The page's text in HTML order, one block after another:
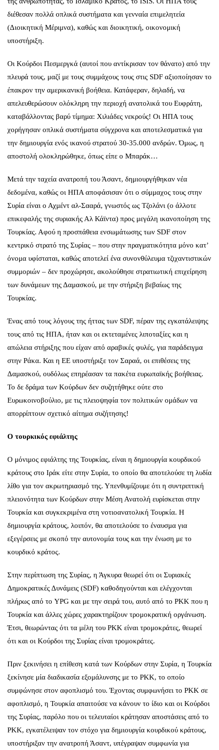
διέθεσαν πολλά οπλικά συστήματα και γενναία επιμελητεία
(Διοικητική Μέριμνα), καθώς και διοικητική, οικονομική
υποστήριξη.
Οι Κούρδοι Πεσμεργκά (αυτοί που αντίκρισαν τον θάνατο) από την
πλευρά τους, μαζί με τους συμμάχους τους στις SDF αξιοποίησαν το
έπακρον την αμερικανική βοήθεια. Κατάφεραν, δηλαδή, να
απελευθερώσουν ολόκληρη την περιοχή ανατολικά του Ευφράτη,
καταβάλλοντας βαρύ τίμημα: Χιλιάδες νεκρούς! Οι ΗΠΑ τους
χορήγησαν οπλικά συστήματα σύγχρονα και αποτελεσματικά για
την δημιουργία ενός ικανού στρατού 30-35.000 ανδρών. Όμως, η
αποστολή ολοκληρώθηκε, όπως είπε ο Μπαράκ…
Μετά την ταχεία ανατροπή του Άσαντ, δημιουργήθηκαν νέα
δεδομένα, καθώς οι ΗΠΑ αποφάσισαν ότι ο σύμμαχος τους στην
Συρία είναι ο Αχμέντ αλ-Σααρά, γνωστός ως Τζολάνι (ο άλλοτε
επικεφαλής της συριακής Αλ Κάϊντα) προς μεγάλη ικανοποίηση της
Τουρκίας. Αφού η προσπάθεια ενσωμάτωσης των SDF στον
κεντρικό στρατό της Συρίας – που στην πραγματικότητα μόνο κατ’
όνομα υφίσταται, καθώς αποτελεί ένα συνονθύλευμα τζιχαντιστικών
συμμοριών – δεν προχώρησε, ακολούθησε στρατιωτική επιχείρηση
των δυνάμεων της Δαμασκού, με την στήριξη βεβαίως της
Τουρκίας.
Ένας από τους λόγους της ήττας των SDF, πέραν της εγκατάλειψης
τους από τις ΗΠΑ, ήταν και οι εκτεταμένες λιποταξίες και η
απώλεια στήριξης που είχαν από αραβικές φυλές, για παράδειγμα
στην Ράκα. Και η ΕΕ υποστήριξε τον Σαραά, οι επιθέσεις της
Δαμασκού, ουδόλως επηρέασαν τα πακέτα ευρωπαϊκής βοήθειας.
Το δε δράμα των Κούρδων δεν συζητήθηκε ούτε στο
Ευρωκοινοβούλιο, με τις πλειοψηφία τον πολιτικών ομάδων να
απορρίπτουν σχετικό αίτημα συζήτησης!
Ο τουρκικός εφιάλτης
Ο μόνιμος εφιάλτης της Τουρκίας, είναι η δημιουργία κουρδικού
κράτους στο Ιράκ είτε στην Συρία, το οποίο θα αποτελούσε τη λυδία
λίθο για τον ακρωτηριασμό της. Υπενθυμίζουμε ότι η συντριπτική
πλειονότητα των Κούρδων στην Μέση Ανατολή ευρίσκεται στην
Τουρκία και συγκεκριμένα στη νοτιοανατολική Τουρκία. Η
δημιουργία κράτους, λοιπόν, θα αποτελούσε το έναυσμα για
εξεγέρσεις με σκοπό την αυτονομία τους και την ένωση με το
κουρδικό κράτος.
Στην περίπτωση της Συρίας, η Άγκυρα θεωρεί ότι οι Συριακές
Δημοκρατικές Δυνάμεις (SDF) καθοδηγούνται και ελέγχονται
πλήρως από το YPG και με την σειρά του, αυτό από το PKK που η
Τουρκία και άλλες χώρες χαρακτηρίζουν τρομοκρατική οργάνωση.
Έτσι, θεωρώντας ότι τα μέλη του ΡΚΚ είναι τρομοκράτες, θεωρεί
ότι και οι Κούρδοι της Συρίας είναι τρομοκράτες.
Πριν ξεκινήσει η επίθεση κατά των Κούρδων στην Συρία, η Τουρκία
ξεκίνησε μία διαδικασία εξομάλυνσης με το PKK, το οποίο
συμφώνησε στον αφοπλισμό του. Έχοντας συμφωνήσει το PKK σε
αφοπλισμό, η Τουρκία απαιτούσε να κάνουν το ίδιο και οι Κούρδοι
της Συρίας, παρόλο που οι τελευταίοι κράτησαν αποστάσεις από το
PKK, εγκατέλειψαν τον στόχο για δημιουργία κουρδικού κράτους,
υποστήριξαν την ανατροπή Άσαντ, υπέγραψαν συμφωνία για